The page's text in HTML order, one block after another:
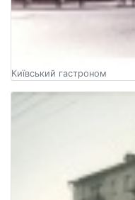
Київський гастроном